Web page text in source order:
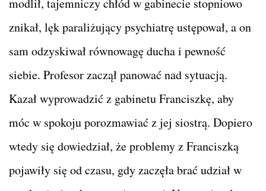
modlił, tajemniczy chłód w gabinecie stopniowo
znikał, lęk paraliżujący psychiatrę ustępował, a on
sam odzyskiwał równowagę ducha i pewność
siebie. Profesor zaczął panować nad sytuacją.
Kazał wyprowadzić z gabinetu Franciszkę, aby
móc w spokoju porozmawiać z jej siostrą. Dopiero
wtedy się dowiedział, że problemy z Franciszką
pojawiły się od czasu, gdy zaczęła brać udział w